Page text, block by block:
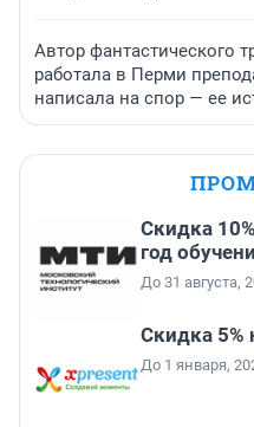
Автор фантастического
работала в Перми
написала на спор — ее
Скидка
год
До 31 августа,
Скидка 5%
До 1 января,